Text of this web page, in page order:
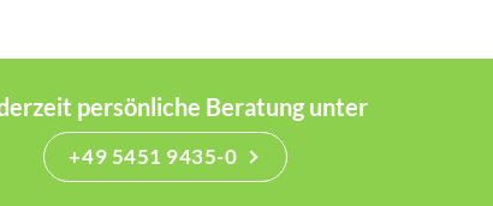
persönliche Beratung unter
+49 5451 9435-0